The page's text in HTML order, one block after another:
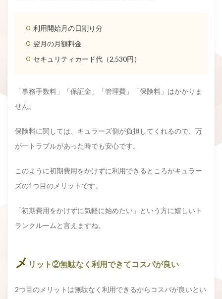
利用開始月の日割り分
翌月の月額料金
セキュリティカード代（2,530円）
「事務手数料」「保証金」「管理費」「保険料」はかかりま
せん。
保険料に関しては、キュラーズ側が負担してくれるので、万
が一トラブルがあった時でも安心です。
このように初期費用をかけずに利用できるところがキュラー
ズの1つ目のメリットです。
「初期費用をかけずに気軽に始めたい」という方に嬉しいト
ランクルームと言えますね。
メ リット②無駄なく利用できてコスパが良い
2つ目のメリットは無駄なく利用できるからコスパが良いとい